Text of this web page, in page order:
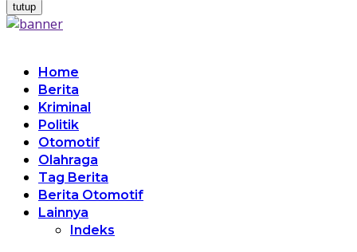
tutup
Home
Berita
Kriminal
Politik
Otomotif
Olahraga
Tag Berita
Berita Otomotif
Lainnya
Indeks